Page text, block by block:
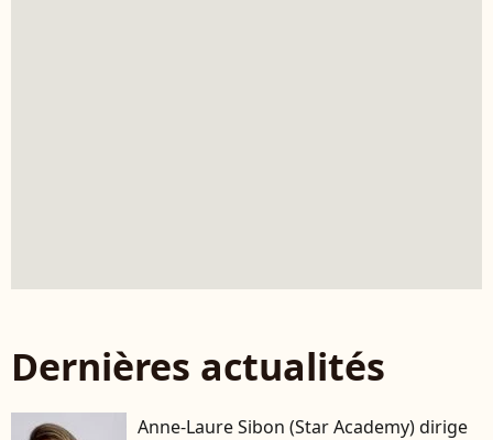
Dernières actualités
Anne-Laure Sibon (Star Academy) dirige